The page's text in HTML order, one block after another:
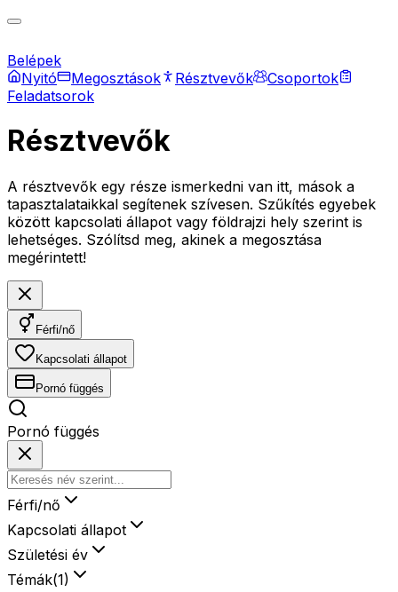
Belépek
Nyitó
Megosztások Résztvevők
Csoportok
Feladatsorok
Résztvevők
A résztvevők egy része ismerkedni van itt, mások a
tapasztalataikkal segítenek szívesen. Szűkítés egyebek
között kapcsolati állapot vagy földrajzi hely szerint is
lehetséges. Szólítsd meg, akinek a megosztása
megérintett!
Férfi/nő
Kapcsolati állapot
Pornó függés
Pornó függés
Férfi/nő
Kapcsolati állapot
Születési év
Témák(1)